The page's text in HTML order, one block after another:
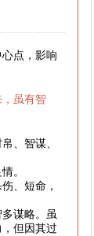
点，影响
，虽有智
、智谋、
。
、短命，
谋略。虽
但因其过